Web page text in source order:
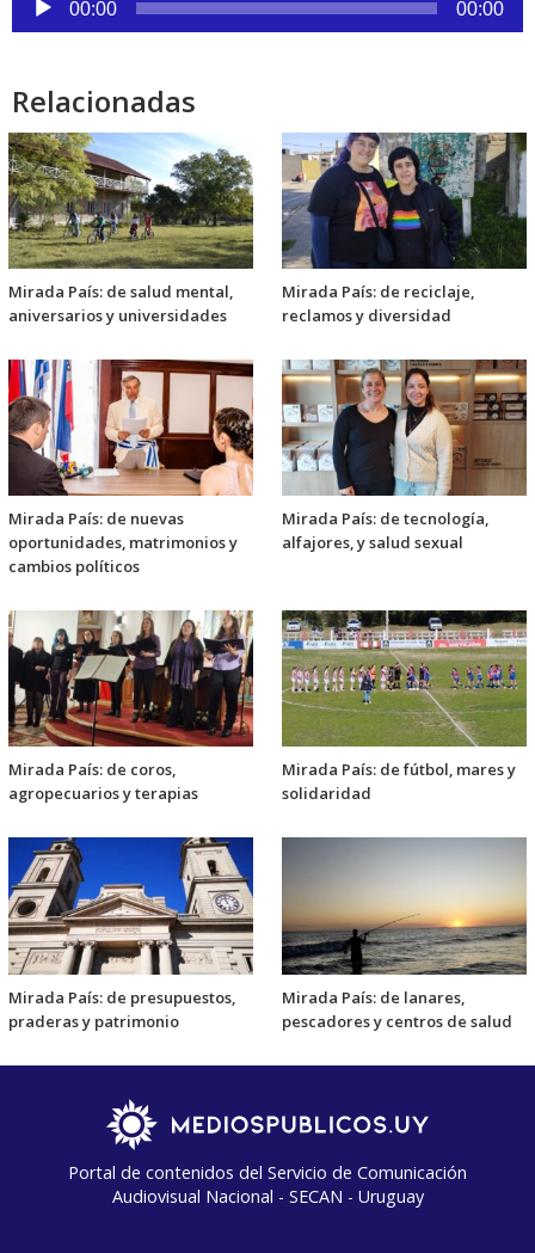
de
00:00 00:00
Relacionadas
Mirada País: de salud mental,
aniversarios y universidades
Mirada País: de reciclaje,
reclamos y diversidad
Mirada País: de nuevas
oportunidades, matrimonios y
cambios políticos
Mirada País: de tecnología,
alfajores, y salud sexual
Mirada País: de coros,
agropecuarios y terapias
Mirada País: de fútbol, mares y
solidaridad
Mirada País: de presupuestos,
praderas y patrimonio
Mirada País: de lanares,
pescadores y centros de salud
Portal de contenidos del Servicio de Comunicación
Audiovisual Nacional - SECAN - Uruguay